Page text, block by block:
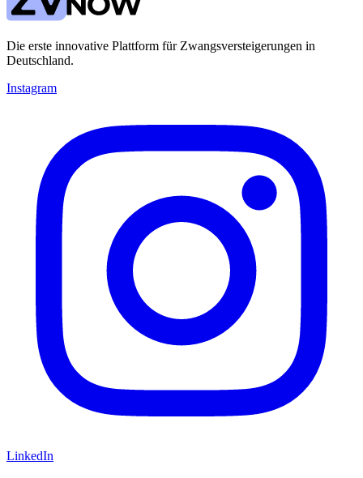
Die erste innovative Plattform für Zwangsversteigerungen in
Deutschland.
Instagram
LinkedIn